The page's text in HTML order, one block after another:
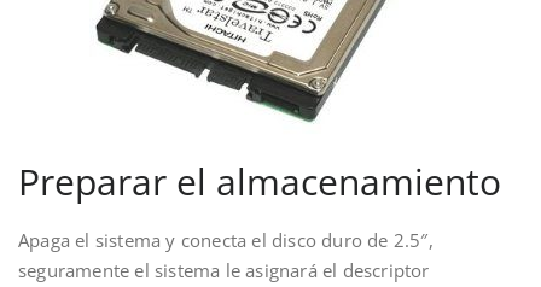
Preparar el almacenamiento
Apaga el sistema y conecta el disco duro de 2.5″,
seguramente el sistema le asignará el descriptor